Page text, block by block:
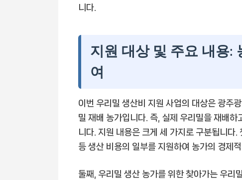
니다.
지원 대상 및 주요 내용:
여
이번 우리밀 생산비 지원 사업의 대상은 광주
밀 재배 농가입니다. 즉, 실제 우리밀을 재배
니다. 지원 내용은 크게 세 가지로 구분됩니다
등 생산 비용의 일부를 지원하여 농가의 경제
둘째, 우리밀 생산 농가를 위한 찾아가는 우리